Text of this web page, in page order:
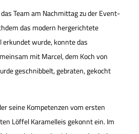
Team am Nachmittag zu der Event-
das modern hergerichtete
erkundet wurde, konnte das
mit Marcel, dem Koch von
geschnibbelt, gebraten, gekocht
seine Kompetenzen vom ersten
Löffel Karamelleis gekonnt ein. Im